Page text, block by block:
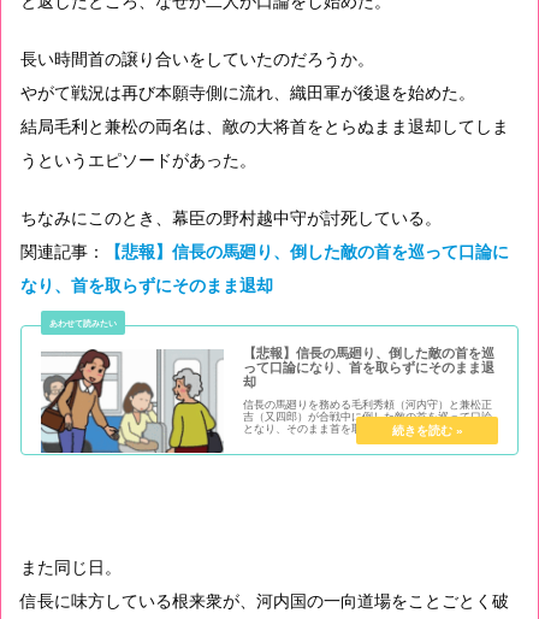
長い時間首の譲り合いをしていたのだろうか。
やがて戦況は再び本願寺側に流れ、織田軍が後退を始めた。
結局毛利と兼松の両名は、敵の大将首をとらぬまま退却してしま
うというエピソードがあった。
ちなみにこのとき、幕臣の野村越中守が討死している。
関連記事：
【悲報】信長の馬廻り、倒した敵の首を巡って口論に
なり、首を取らずにそのまま退却
【悲報】信長の馬廻り、倒した敵の首を巡
って口論になり、首を取らずにそのまま退
却
信長の馬廻りを務める毛利秀頼（河内守）と兼松正
吉（又四郎）が合戦中に倒した敵の首を巡って口論
となり、そのまま首を取らずに退却してしまったと
いうお話です。しかも、首の取り合いではなくて譲
り合いというのが面白い点です。
また同じ日。
信長に味方している根来衆が、河内国の一向道場をことごとく破